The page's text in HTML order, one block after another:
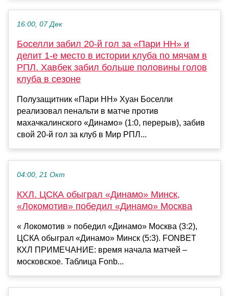
16:00, 07 Дек
Боселли забил 20-й гол за «Пари НН» и
делит 1-е место в истории клуба по мячам в
РПЛ. Хавбек забил больше половины голов
клуба в сезоне
Полузащитник «Пари НН» Хуан Боселли
реализовал пенальти в матче против
махачкалинского «Динамо» (1:0, перерыв), забив
свой 20-й гол за клуб в Мир РПЛ...
04:00, 21 Окт
КХЛ. ЦСКА обыграл «Динамо» Минск,
«Локомотив» победил «Динамо» Москва
« Локомотив » победил «Динамо» Москва (3:2),
ЦСКА обыграл «Динамо» Минск (5:3). FONBET
КХЛ ПРИМЕЧАНИЕ: время начала матчей –
московское. Таблица Fonb...